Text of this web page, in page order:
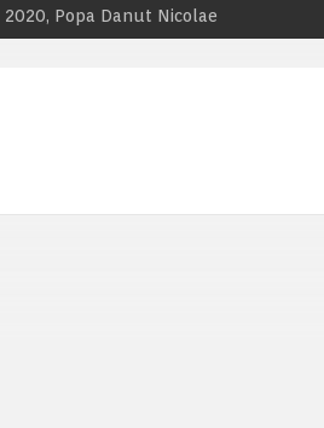
Popa Danut Nicolae